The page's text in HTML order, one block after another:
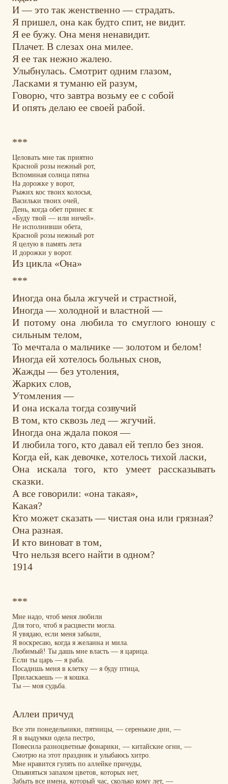
И — это так женственно — страдать.
Я пришел, она как будто спит, не видит.
Я ее бужу. Она меня ненавидит.
Плачет. В слезах она милее.
Я ее так нежно жалею.
Улыбнулась. Смотрит одним глазом,
Ласками я туманю ей разум,
Говорю, что завтра возьму ее с собой
И опять делаю ее своей рабой.
***
Целовать мне так приятно
Красной розы нежный рот,
Вспоминая солнца пятна
На дорожке у ворот,
Рыжих кос твоих колосья,
Васильки твоих очей,
День, когда обет принес я:
«Буду твой — или ничей».
Не исполнивши обета,
Красной розы нежный рот
Я целую в память лета
И дорожки у ворот.
Из цикла «Она»
***
Иногда она была жгучей и страстной,
Иногда — холодной и властной —
И потому она любила то смуглого юношу с
сильным телом,
То мечтала о мальчике — золотом и белом!
Иногда ей хотелось больных снов,
Жажды — без утоления,
Жарких слов,
Утомления —
И она искала тогда созвучий
В том, кто сквозь лед — жгучий.
Иногда она ждала покоя —
И любила того, кто давал ей тепло без зноя.
Когда ей, как девочке, хотелось тихой ласки,
Она искала того, кто умеет рассказывать
сказки.
А все говорили: «она такая»,
Какая?
Кто может сказать — чистая она или грязная?
Она разная.
И кто виноват в том,
Что нельзя всего найти в одном?
1914
***
Мне надо, чтоб меня любили
Для того, чтоб я расцвести могла.
Я увядаю, если меня забыли,
Я воскресаю, когда я желанна и мила.
Любимый! Ты дашь мне власть — я царица.
Если ты царь — я раба.
Посадишь меня в клетку — я буду птица,
Приласкаешь — я кошка.
Ты — моя судьба.
Аллеи причуд
Все эти понедельники, пятницы, — серенькие дни, —
Я в выдумки одела пестро,
Повесила разноцветные фонарики, — китайские огни, —
Смотрю на этот праздник и улыбаюсь хитро.
Мне нравится гулять по аллейке причуды,
Опьяняться запахом цветов, которых нет,
Забыть все имена, который час, сколько кому лет, —